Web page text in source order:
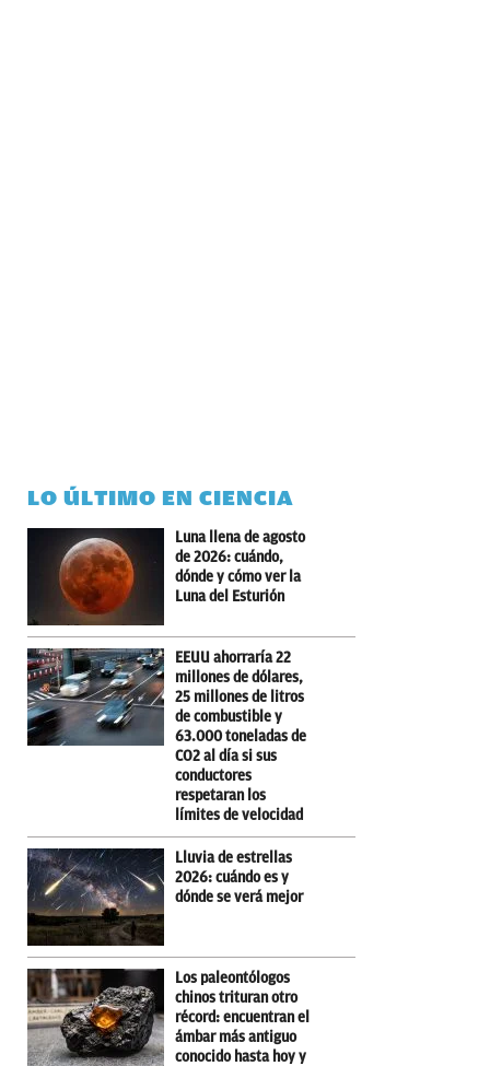
LO ÚLTIMO EN CIENCIA
Luna llena de agosto
de 2026: cuándo,
dónde y cómo ver la
Luna del Esturión
EEUU ahorraría 22
millones de dólares,
25 millones de litros
de combustible y
63.000 toneladas de
CO2 al día si sus
conductores
respetaran los
límites de velocidad
Lluvia de estrellas
2026: cuándo es y
dónde se verá mejor
Los paleontólogos
chinos trituran otro
récord: encuentran el
ámbar más antiguo
conocido hasta hoy y